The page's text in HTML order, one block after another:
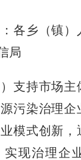
乡（镇）
局
持市场主
污染治理企
模式创新，
实现治理企